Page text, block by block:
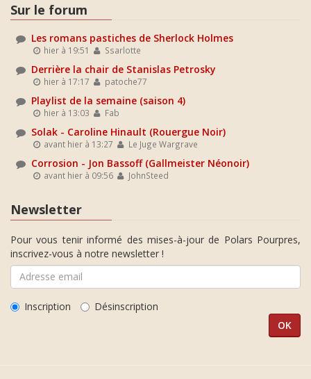
Sur le forum
Les romans pastiches de Sherlock Holmes
hier à 19:51 Ssarlotte
Derrière la chair de Stanislas Petrosky
hier à 17:17 patoche77
Playlist de la semaine (saison 4)
hier à 13:03 Fab
Solak - Caroline Hinault (Rouergue Noir)
avant hier à 13:27 Le Juge Wargrave
Corrosion - Jon Bassoff (Gallmeister Néonoir)
avant hier à 09:56 JohnSteed
Newsletter
Pour vous tenir informé des mises-à-jour de Polars Pourpres,
inscrivez-vous à notre newsletter !
Inscription Désinscription